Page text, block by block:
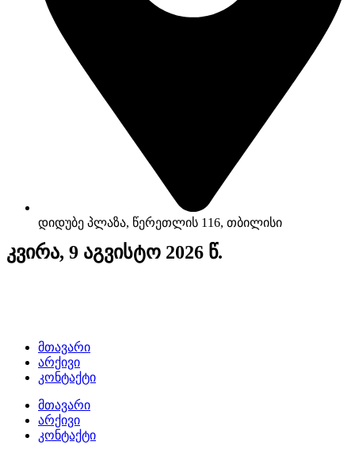
დიდუბე პლაზა, წერეთლის 116, თბილისი
კვირა, 9 აგვისტო 2026 წ.
მთავარი
არქივი
კონტაქტი
მთავარი
არქივი
კონტაქტი